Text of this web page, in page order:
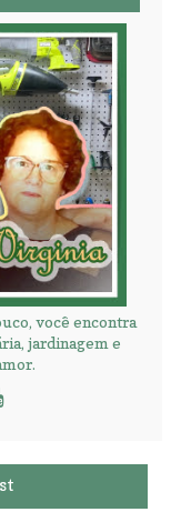
você encontra
jardinagem e